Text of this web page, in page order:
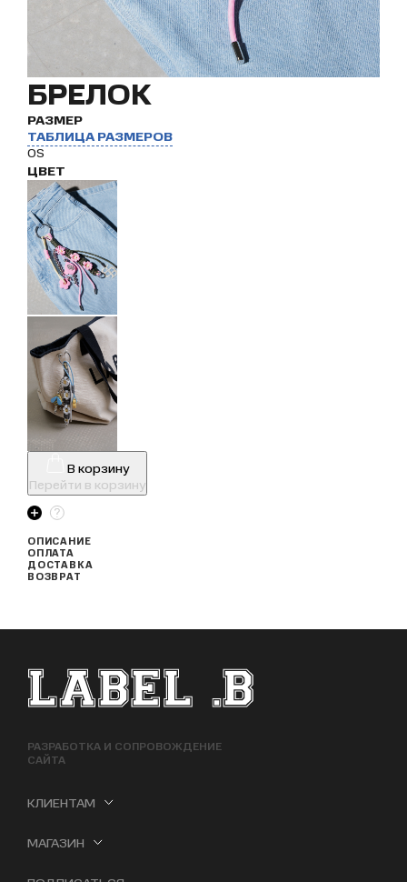
БРЕЛОК
РАЗМЕР
ТАБЛИЦА РАЗМЕРОВ
OS
ЦВЕТ
В корзину
Перейти в корзину
ОПИСАНИЕ
ОПЛАТА
ДОСТАВКА
ВОЗВРАТ
ФУТЕР САЙТА
РАЗРАБОТКА И СОПРОВОЖДЕНИЕ
САЙТА
КЛИЕНТАМ
МАГАЗИН